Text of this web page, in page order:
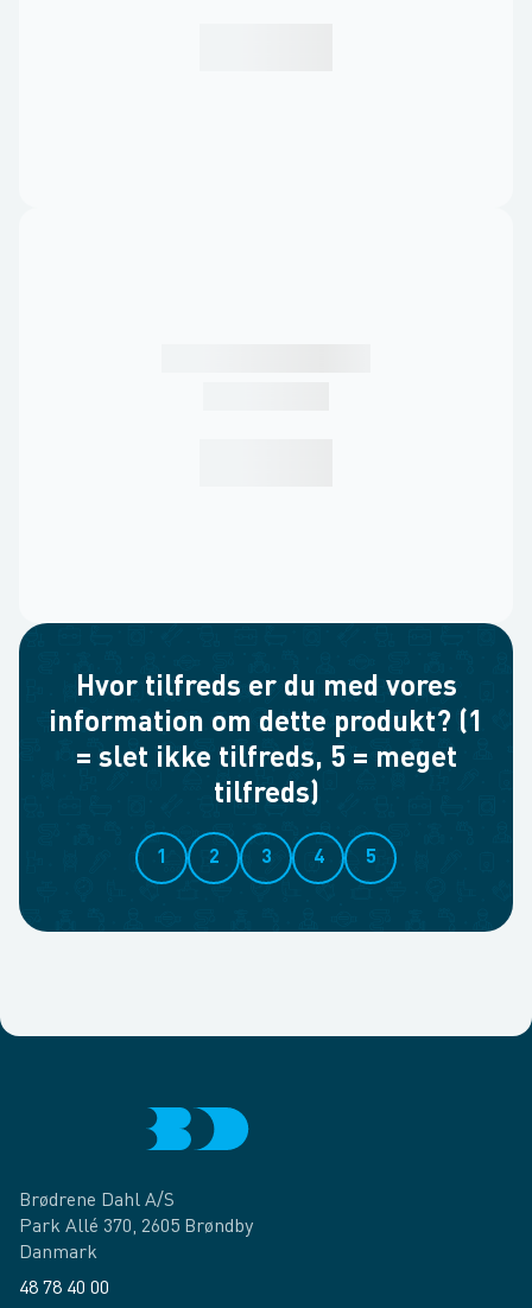
Hvor tilfreds er du med vores
information om dette produkt? (1
= slet ikke tilfreds, 5 = meget
tilfreds)
1 2 3 4 5
Brødrene Dahl A/S
Park Allé 370, 2605 Brøndby
Danmark
48 78 40 00